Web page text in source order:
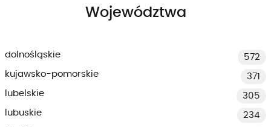
Województwa
dolnośląskie
572
kujawsko-pomorskie
371
lubelskie
305
lubuskie
234